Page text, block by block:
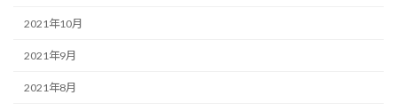
2021年10月
2021年9月
2021年8月